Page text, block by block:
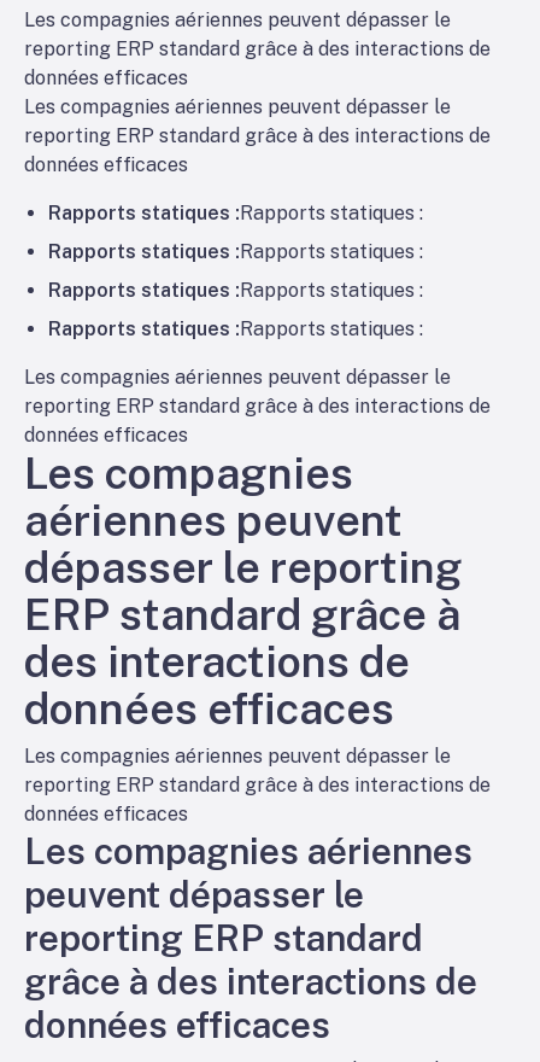
Les compagnies aériennes peuvent dépasser le
reporting ERP standard grâce à des interactions de
données efficaces
Les compagnies aériennes peuvent dépasser le
reporting ERP standard grâce à des interactions de
données efficaces
Rapports statiques : Rapports statiques :
Rapports statiques : Rapports statiques :
Rapports statiques : Rapports statiques :
Rapports statiques : Rapports statiques :
Les compagnies aériennes peuvent dépasser le
reporting ERP standard grâce à des interactions de
données efficaces
Les compagnies
aériennes peuvent
dépasser le reporting
ERP standard grâce à
des interactions de
données efficaces
Les compagnies aériennes peuvent dépasser le
reporting ERP standard grâce à des interactions de
données efficaces
Les compagnies aériennes
peuvent dépasser le
reporting ERP standard
grâce à des interactions de
données efficaces